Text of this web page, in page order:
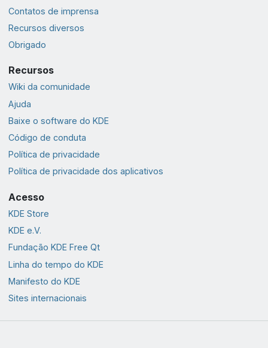
Contatos de imprensa
Recursos diversos
Obrigado
Recursos
Wiki da comunidade
Ajuda
Baixe o software do KDE
Código de conduta
Política de privacidade
Política de privacidade dos aplicativos
Acesso
KDE Store
KDE e.V.
Fundação KDE Free Qt
Linha do tempo do KDE
Manifesto do KDE
Sites internacionais